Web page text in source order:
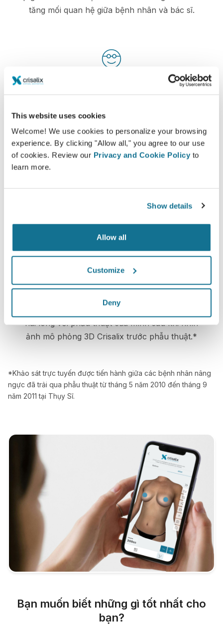
This website uses cookies
Welcome! We use cookies to personalize your browsing
experience. By clicking "Allow all," you agree to our use
of cookies. Review our Privacy and Cookie Policy to
learn more.
Show details
Allow all
Customize
Deny
tăng mối quan hệ giữa bệnh nhân và bác sĩ.
nhân về các kết quả có thể có của các quy trình
chính họ
Hài lòng
100% phụ nữ nói rằng họ đã hài hòng hoặc rất
hài lòng với phẫu thuật của mình sau khi nhìn
ảnh mô phỏng 3D Crisalix trước phẫu thuật.*
*Khảo sát trực tuyến được tiến hành giữa các bệnh nhân nâng
ngực đã trải qua phẫu thuật từ tháng 5 năm 2010 đến tháng 9
năm 2011 tại Thụy Sĩ.
Bạn muốn biết những gì tốt nhất cho
bạn?